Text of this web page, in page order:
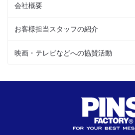
会社概要
お客様担当スタッフの紹介
映画・テレビなどへの協賛活動